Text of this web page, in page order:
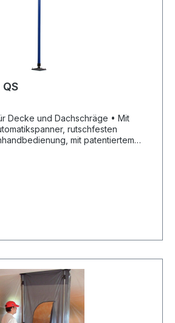
und Dachschräge • Mit
rutschfesten